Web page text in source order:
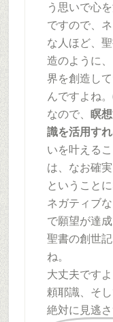
う思いで心
ですので、
な人ほど、
造のように
界を創造し
んですよね
なので、 瞑
識を活用す
いを叶える
は、なお確
ということ
ネガティブ
で願望が達
聖書の創世
ね。
大丈夫です
頼耶識、そ
絶対に見逃